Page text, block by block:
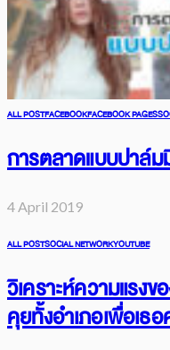
ALL POSTFACEBOOKFACEBOOK PAGES
การตลาดแบบปาล์ม
4 April 2019
ALL POSTSOCIAL NETWORKYOUTUBE
วิเคราะห์ความแรงข
คุยทั้งอำเภอเพื่อเธ